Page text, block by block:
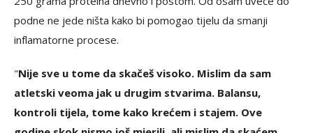
podne ne jede ništa kako bi pomogao tijelu da smanji
inflamatorne procese.
"Nije sve u tome da skačeš visoko. Mislim da sam
atletski veoma jak u drugim stvarima. Balansu,
kontroli tijela, tome kako krećem i stajem. Ove